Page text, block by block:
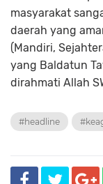
masyarakat
daerah yang
(Mandiri,
yang Baldatun
dirahmati Allah
#headline